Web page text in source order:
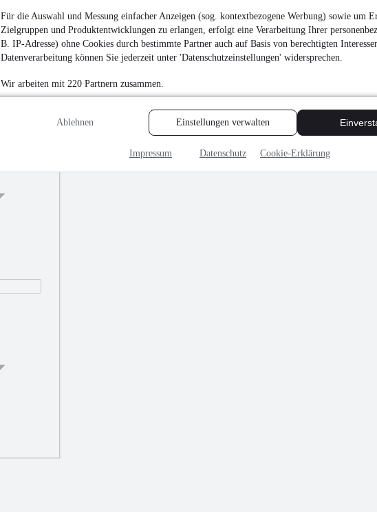
Für die Auswahl und Messung einfacher Anzeigen (sog. kontextbezogene Werbung) sowie um
Zielgruppen und Produktentwicklungen zu erlangen, erfolgt eine Verarbeitung Ihrer
B. IP-Adresse) ohne Cookies durch bestimmte Partner auch auf Basis von berechtigten
Datenverarbeitung können Sie jederzeit unter 'Datenschutzeinstellungen' widersprechen.
Wir arbeiten mit 220 Partnern zusammen.
Ablehnen Einstellungen verwalten
Impressum Datenschutz Cookie-Erklärung
¹ MwSt. ausweisbar